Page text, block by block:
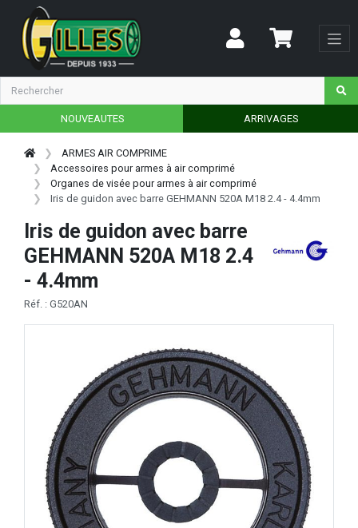
NOUVEAUTES ARRIVAGES
ARMES AIR COMPRIME
Accessoires pour armes à air comprimé
Organes de visée pour armes à air comprimé
Iris de guidon avec barre GEHMANN 520A M18 2.4 - 4.4mm
Iris de guidon avec barre
GEHMANN 520A M18 2.4
- 4.4mm
Réf. : G520AN